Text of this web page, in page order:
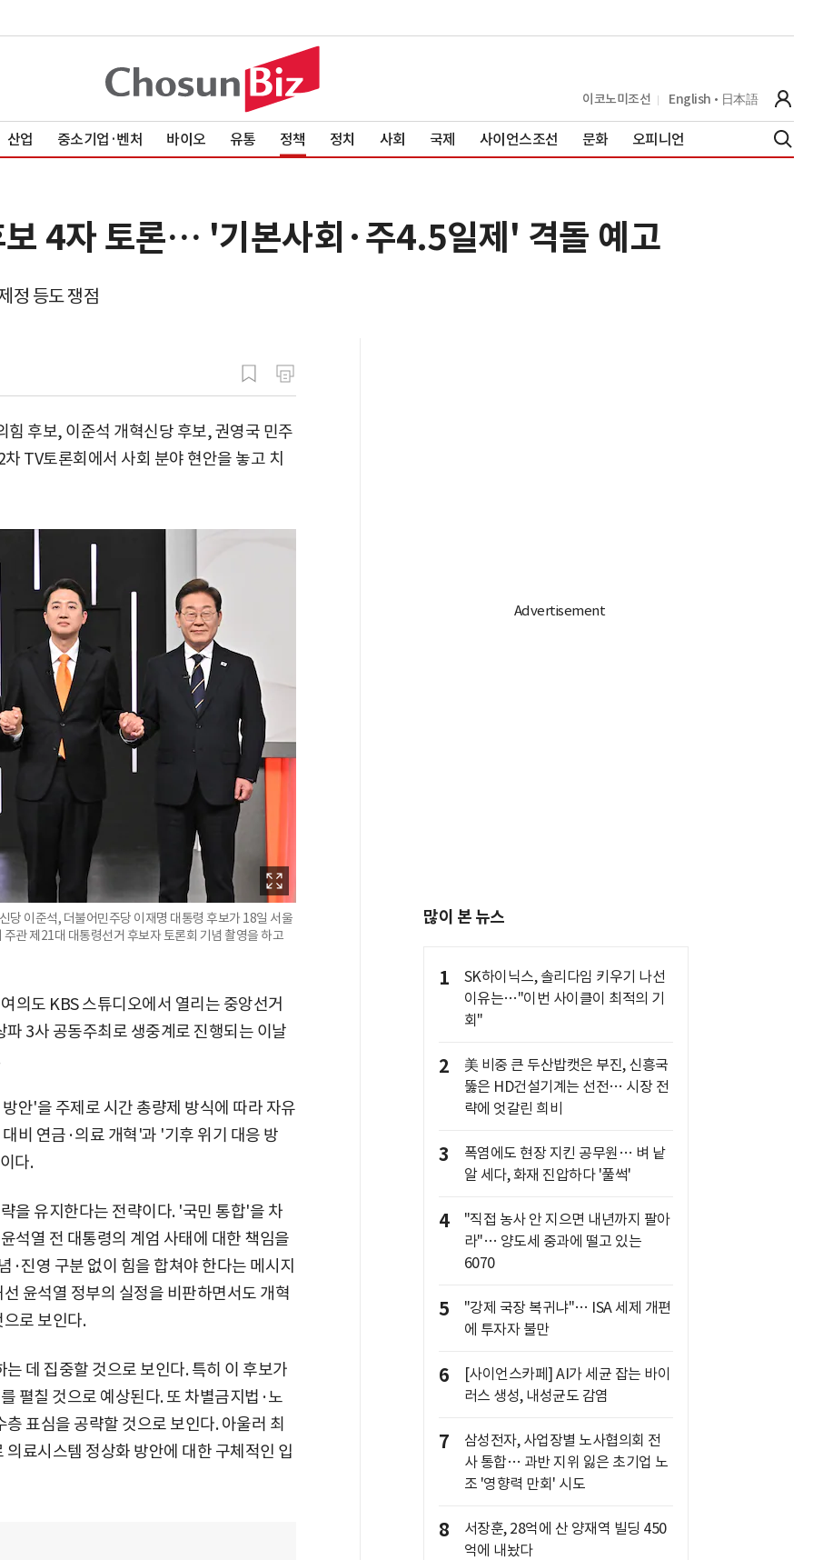
이코노미조선 English 日本語
산업 중소기업·벤처 바이오 유통 정책 정치 사회 국제 사이언스조선 문화 오피니언
보 4자 토론… '기본사회·주4.5일제' 격돌 예고
정 등도 쟁점
후보, 이준석 개혁신당 후보, 권영국 민주
TV토론회에서 사회 분야 현안을 놓고 치
이준석, 더불어민주당 이재명 대통령 후보가 18일 서울
관 제21대 대통령선거 후보자 토론회 기념 촬영을 하고
의도 KBS 스튜디오에서 열리는 중앙선거
3사 공동주최로 생중계로 진행되는 이날
안'을 주제로 시간 총량제 방식에 따라 자유
비 연금·의료 개혁'과 '기후 위기 대응 방
다.
을 유지한다는 전략이다. '국민 통합'을 차
석열 전 대통령의 계엄 사태에 대한 책임을
진영 구분 없이 힘을 합쳐야 한다는 메시지
윤석열 정부의 실정을 비판하면서도 개혁
로 보인다.
데 집중할 것으로 보인다. 특히 이 후보가
펼칠 것으로 예상된다. 또 차별금지법·노
표심을 공략할 것으로 보인다. 아울러 최
료시스템 정상화 방안에 대한 구체적인 입
많이 본 뉴스
1
SK하이닉스, 솔리다임 키우기 나선
이유는…"이번 사이클이 최적의 기
회"
2
美 비중 큰 두산밥캣은 부진, 신흥국
뚫은 HD건설기계는 선전… 시장 전
략에 엇갈린 희비
3
폭염에도 현장 지킨 공무원… 벼 낱
알 세다, 화재 진압하다 '풀썩'
4
"직접 농사 안 지으면 내년까지 팔아
라"… 양도세 중과에 떨고 있는
6070
5
"강제 국장 복귀냐"… ISA 세제 개편
에 투자자 불만
6
[사이언스카페] AI가 세균 잡는 바이
러스 생성, 내성균도 감염
7
삼성전자, 사업장별 노사협의회 전
사 통합… 과반 지위 잃은 초기업 노
조 '영향력 만회' 시도
8
서장훈, 28억에 산 양재역 빌딩 450
억에 내놨다